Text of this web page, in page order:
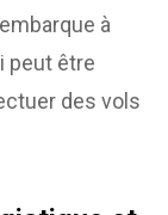
à
peut être
des vols